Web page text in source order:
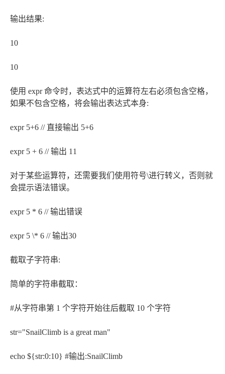
输出结果:
10
10
使用 expr 命令时，表达式中的运算符左右必须包含空格，
如果不包含空格，将会输出表达式本身:
expr 5+6 // 直接输出 5+6
expr 5 + 6 // 输出 11
对于某些运算符，还需要我们使用符号\进行转义，否则就
会提示语法错误。
expr 5 * 6 // 输出错误
expr 5 \* 6 // 输出30
截取子字符串:
简单的字符串截取：
#从字符串第 1 个字符开始往后截取 10 个字符
str="SnailClimb is a great man"
echo ${str:0:10} #输出:SnailClimb